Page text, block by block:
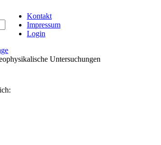
Kontakt
Impressum
Login
Untersuchungen